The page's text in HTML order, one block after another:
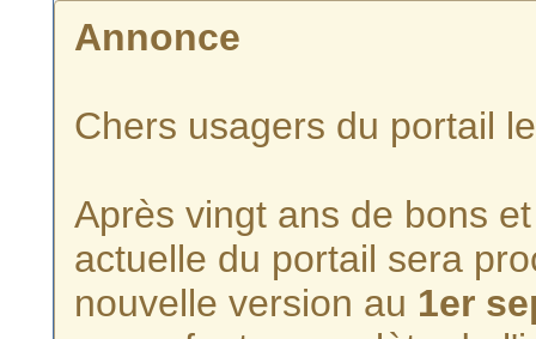
Annonce
Chers usagers du portail
Après vingt ans de bons
actuelle du portail sera
nouvelle version au 1er